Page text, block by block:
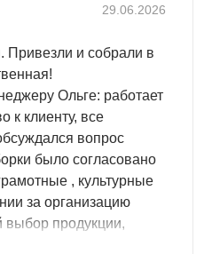
идеально впишется в
выделенную
окраски изделий в
есть возможность
проекта: можно миксовать
нанести на контейнер
или логотипом
использоваться в
29.06.2026
и собрали в
Ольге: работает
к клиенту, все
вопрос
было согласовано
, культурные
за организацию
выбор продукции,